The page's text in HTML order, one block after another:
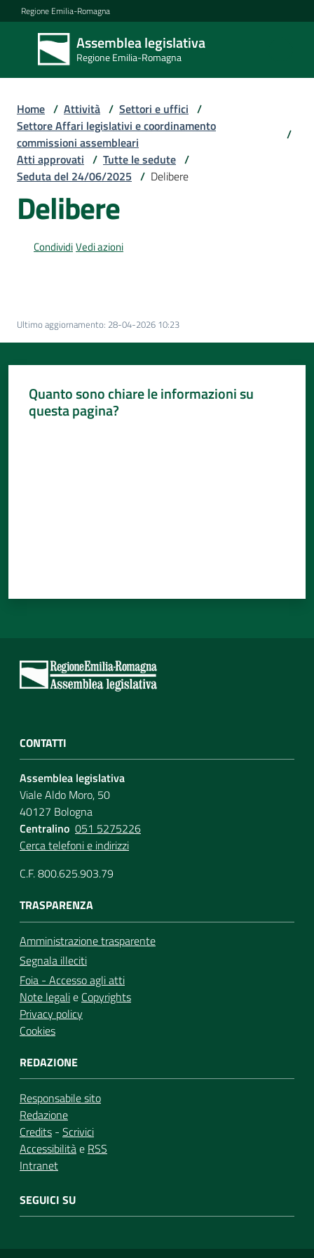
Vai al contenuto
Vai alla navigazione
Vai al footer
Regione Emilia-Romagna
Assemblea legislativa
Regione Emilia-Romagna
Assemblea
legislativa
Regione Emilia-
Assemblea
Attività
Per
Per
cittadini
Home / Attività / Settori e uffici /
Settore Affari legislativi e coordinamento
commissioni assembleari
/
Atti approvati / Tutte le sedute /
Seduta del 24/06/2025 / Delibere
Delibere
CondividiVedi azioni
Ultimo aggiornamento: 28-04-2026 10:23
Quanto sono chiare le informazioni su
questa pagina?
CONTATTI
Assemblea legislativa
Viale Aldo Moro, 50
40127 Bologna
Centralino 051 5275226
Cerca telefoni e indirizzi
C.F. 800.625.903.79
TRASPARENZA
Amministrazione trasparente
Segnala illeciti
Foia - Accesso agli atti
Note legalie Copyrights
Privacy policy
Cookies
REDAZIONE
Responsabile sito
Redazione
Credits - Scrivici
Accessibilitàe RSS
Intranet
SEGUICI SU